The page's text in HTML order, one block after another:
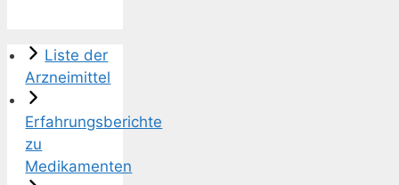
Liste der
Arzneimittel
Erfahrungsberichte
zu
Medikamenten